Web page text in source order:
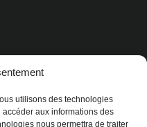
utilisons des technologies
aux informations des
nous permettra de traiter